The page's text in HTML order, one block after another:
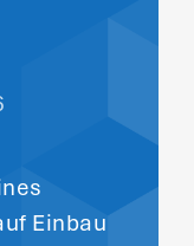
Einbau